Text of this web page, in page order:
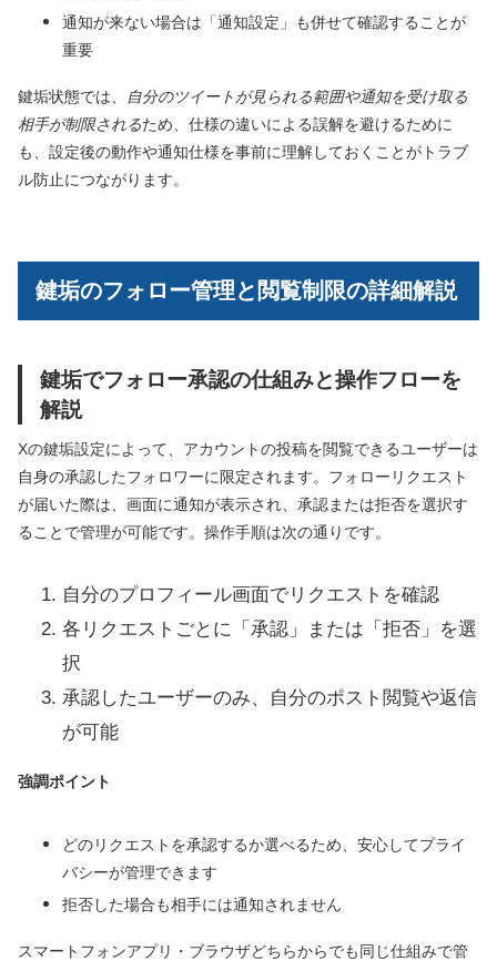
通知が来ない場合は「通知設定」も併せて確認することが
重要
鍵垢状態では、
自分のツイートが見られる範囲や通知を受け取る
相手が制限されるため、仕様の違いによる誤解を避けるために
も、設定後の動作や通知仕様を事前に理解しておくことがトラブ
ル防止につながります。
鍵垢のフォロー管理と閲覧制限の詳細解説
鍵垢でフォロー承認の仕組みと操作フローを
解説
Xの鍵垢設定によって、アカウントの投稿を閲覧できるユーザーは
自身の承認したフォロワーに限定されます。フォローリクエスト
が届いた際は、画面に通知が表示され、承認または拒否を選択す
ることで管理が可能です。操作手順は次の通りです。
自分のプロフィール画面でリクエストを確認
各リクエストごとに「承認」または「拒否」を選
択
承認したユーザーのみ、自分のポスト閲覧や返信
が可能
強調ポイント
どのリクエストを承認するか選べるため、安心してプライ
バシーが管理できます
拒否した場合も相手には通知されません
スマートフォンアプリ・ブラウザどちらからでも同じ仕組みで管